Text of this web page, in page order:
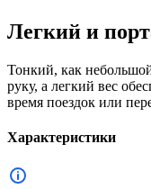
Легкий и
Тонкий, как
руку, а легкий вес
время поездок или
Характеристики